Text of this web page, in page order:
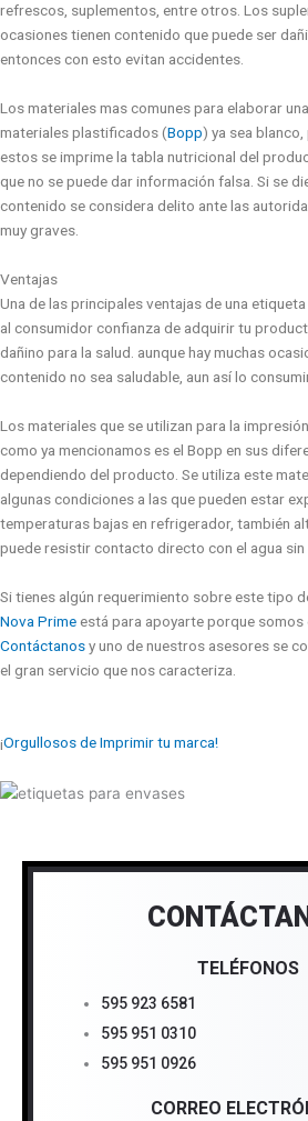
refrescos, suplementos, entre otros. Los
ocasiones tienen contenido que puede ser
entonces con esto evitan accidentes.
Los materiales mas comunes para elaborar
materiales plastificados (Bopp) ya sea
estos se imprime la tabla nutricional del
que no se puede dar información falsa. Si se
contenido se considera delito ante las
muy graves.
Ventajas
Una de las principales ventajas de una
al consumidor confianza de adquirir tu
dañino para la salud. aunque hay muchas
contenido no sea saludable, aun así lo
Los materiales que se utilizan para la
como ya mencionamos es el Bopp en sus
dependiendo del producto. Se utiliza este
algunas condiciones a las que pueden estar
temperaturas bajas en refrigerador, también
puede resistir contacto directo con el agua sin
Si tienes algún requerimiento sobre este tipo
Nova Primeestá para apoyarte porque somos
Contáctanosy uno de nuestros asesores se
el gran servicio que nos caracteriza.
¡Orgullosos de Imprimir tu marca!
TELÉFONOS
595 923 6581
595 951 0310
595 951 0926
CORREO